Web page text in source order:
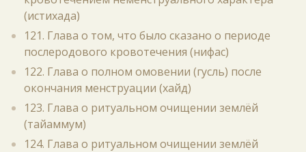
(истихада)
121. Глава о том, что было сказано о периоде
послеродового кровотечения (нифас)
122. Глава о полном омовении (гусль) после
окончания менструации (хайд)
123. Глава о ритуальном очищении землёй
(тайаммум)
124. Глава о ритуальном очищении землёй